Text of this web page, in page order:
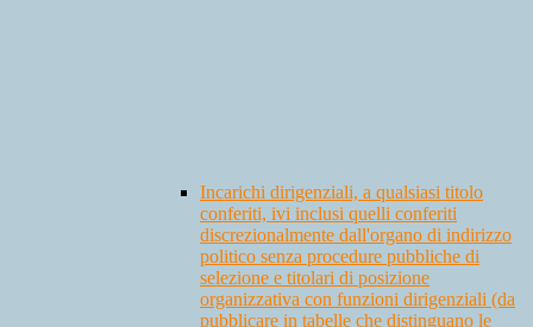
Incarichi dirigenziali, a qualsiasi titolo
conferiti, ivi inclusi quelli conferiti
discrezionalmente dall'organo di indirizzo
politico senza procedure pubbliche di
selezione e titolari di posizione
organizzativa con funzioni dirigenziali (da
pubblicare in tabelle che distinguano le